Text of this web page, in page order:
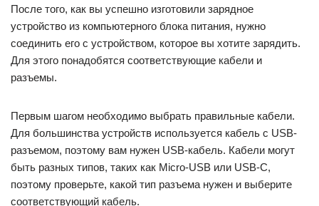
После того, как вы успешно изготовили зарядное
устройство из компьютерного блока питания, нужно
соединить его с устройством, которое вы хотите зарядить.
Для этого понадобятся соответствующие кабели и
разъемы.
Первым шагом необходимо выбрать правильные кабели.
Для большинства устройств используется кабель с USB-
разъемом, поэтому вам нужен USB-кабель. Кабели могут
быть разных типов, таких как Micro-USB или USB-C,
поэтому проверьте, какой тип разъема нужен и выберите
соответствующий кабель.